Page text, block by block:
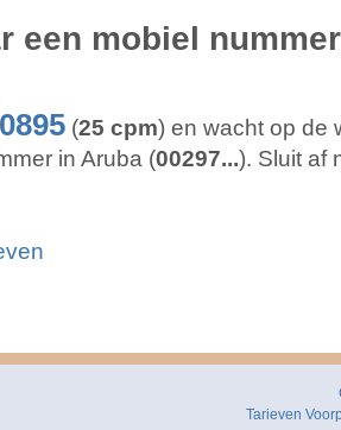
een mobiel
(25 cpm) en wacht op de
in Aruba (00297...). Sluit af
Tarieven